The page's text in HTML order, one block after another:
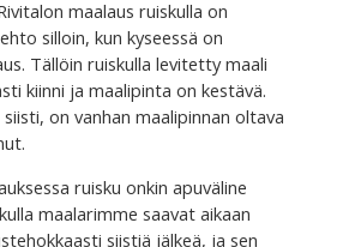
maalaus ruiskulla on
silloin, kun kyseessä on
Tällöin ruiskulla levitetty maali
kiinni ja maalipinta on kestävä.
on vanhan maalipinnan oltava
ruisku onkin apuväline
maalarimme saavat aikaan
siistiä jälkeä, ja sen